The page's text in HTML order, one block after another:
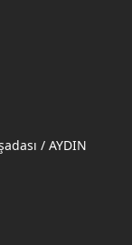
/ AYDIN